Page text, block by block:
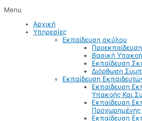
Menu
Αρχική
Υπηρεσίες
Εκπαίδευση σκύλου
Βασική Υπακοή
Εκπαίδευση
Διόρθωση
Εκπαίδευση
Εκπαίδευση
Υπακοής Και
Εκπαίδευση
Εκπαίδευση